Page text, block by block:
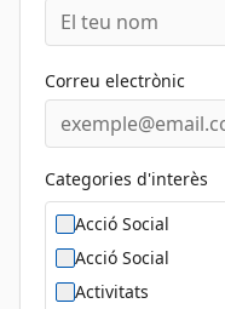
Correu electrònic
Categories d'interès
Acció Social
Acció Social
Activitats